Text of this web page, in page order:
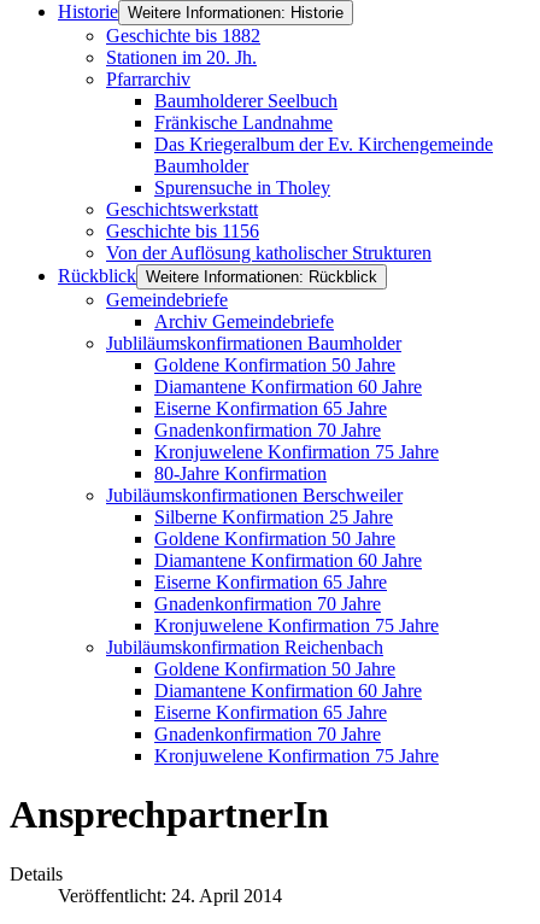
Historie Weitere Informationen: Historie
Geschichte bis 1882
Stationen im 20. Jh.
Pfarrarchiv
Baumholderer Seelbuch
Fränkische Landnahme
Das Kriegeralbum der Ev. Kirchengemeinde
Baumholder
Spurensuche in Tholey
Geschichtswerkstatt
Geschichte bis 1156
Von der Auflösung katholischer Strukturen
Rückblick Weitere Informationen: Rückblick
Gemeindebriefe
Archiv Gemeindebriefe
Jubliläumskonfirmationen Baumholder
Goldene Konfirmation 50 Jahre
Diamantene Konfirmation 60 Jahre
Eiserne Konfirmation 65 Jahre
Gnadenkonfirmation 70 Jahre
Kronjuwelene Konfirmation 75 Jahre
80-Jahre Konfirmation
Jubiläumskonfirmationen Berschweiler
Silberne Konfirmation 25 Jahre
Goldene Konfirmation 50 Jahre
Diamantene Konfirmation 60 Jahre
Eiserne Konfirmation 65 Jahre
Gnadenkonfirmation 70 Jahre
Kronjuwelene Konfirmation 75 Jahre
Jubiläumskonfirmation Reichenbach
Goldene Konfirmation 50 Jahre
Diamantene Konfirmation 60 Jahre
Eiserne Konfirmation 65 Jahre
Gnadenkonfirmation 70 Jahre
Kronjuwelene Konfirmation 75 Jahre
AnsprechpartnerIn
Details
Veröffentlicht: 24. April 2014